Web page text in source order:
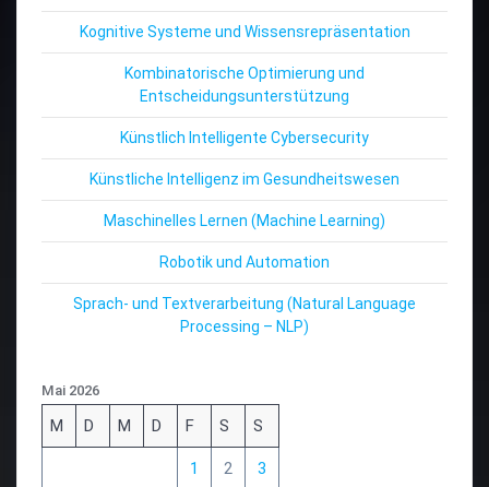
Kognitive Systeme und Wissensrepräsentation
Kombinatorische Optimierung und
Entscheidungsunterstützung
Künstlich Intelligente Cybersecurity
Künstliche Intelligenz im Gesundheitswesen
Maschinelles Lernen (Machine Learning)
Robotik und Automation
Sprach- und Textverarbeitung (Natural Language
Processing – NLP)
Mai 2026
M D M D F S S
1 2 3